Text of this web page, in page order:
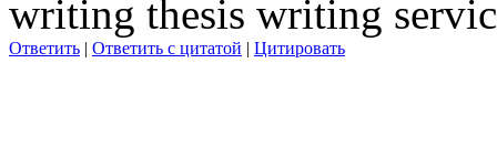
writing thesis writing
Ответить | Ответить с цитатой | Цитировать